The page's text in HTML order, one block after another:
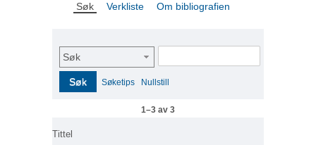
Søk Verkliste Om bibliografien
Søk
Søk Søketips Nullstill
1–3 av 3
Tittel